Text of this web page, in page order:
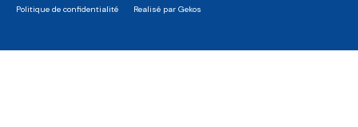
Politique de confidentialité Realisé par Gekos